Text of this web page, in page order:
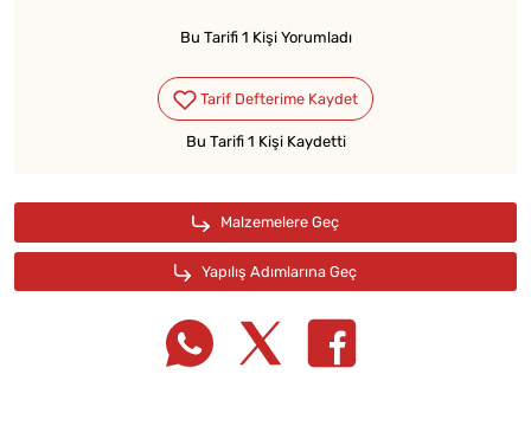
Bu Tarifi 1 Kişi Yorumladı
Bu Tarifi 1 Kişi Kaydetti